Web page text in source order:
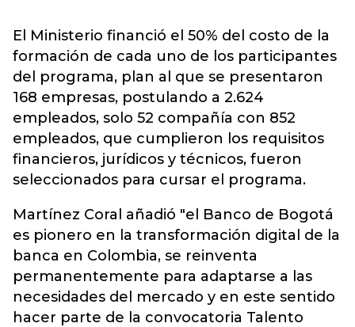
El Ministerio financió el 50% del costo de la
formación de cada uno de los participantes
del programa, plan al que se presentaron
168 empresas, postulando a 2.624
empleados, solo 52 compañía con 852
empleados, que cumplieron los requisitos
financieros, jurídicos y técnicos, fueron
seleccionados para cursar el programa.
Martínez Coral añadió "el Banco de Bogotá
es pionero en la transformación digital de la
banca en Colombia, se reinventa
permanentemente para adaptarse a las
necesidades del mercado y en este sentido
hacer parte de la convocatoria Talento